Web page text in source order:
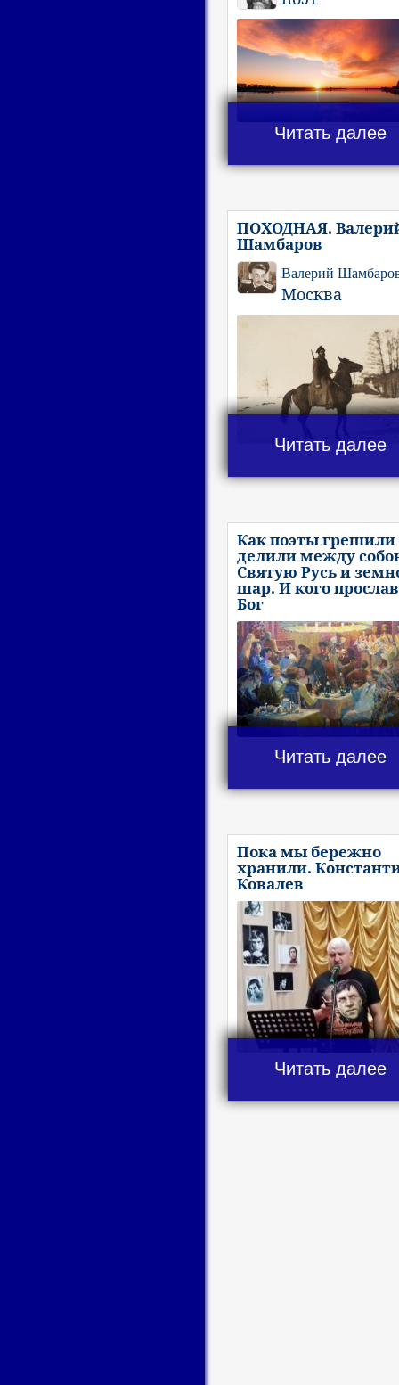
Читать далее
ПОХОДНАЯ.
Шамбаров
Валерий
Москва
Читать далее
Как поэты грешили
делили между
Святую Русь и
шар. И кого
Бог
Читать далее
Пока мы бережно
хранили.
Ковалев
Читать далее